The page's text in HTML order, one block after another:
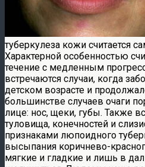
туберкулеза кожи считается
Характерной особенностью
течение с медленным
встречаются случаи, когда
детском возрасте и
большинстве случаев очаги
лице: нос, щеки, губы. Также
туловища, конечностей и
признаками люпоидного
высыпания коричнево-
мягкие и гладкие и лишь в